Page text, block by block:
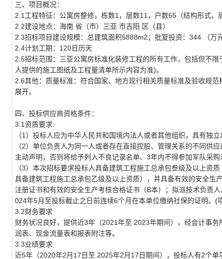
三、项目概况：
2.1工程特征： 公寓房整修，栋数1 ，层数11 ，户数65 （结构形式、
2.2建设地点： 海南 省（市） 三亚 市吉阳 区（县）
2.3招标项目建设规模： 总建筑面积5888m2； 批复投资： 344
（万
2.4计划工期： 120日历天
2.5招标范围： 三亚公寓房标准化装修工程的所有工作，包括但不
人提供的施工图纸及工程量清单所示内容为准)。
2.6其他： 质量标准：符合国家、地方现行相关质量标准及验收规
展开。
四、投标供应商资格条件：
3.1资质要求
（1）投标人应为中华人民共和国境内法人或者其他组织，具有独
（2）单位负责人为同一人或者存在直接控股、管理关系的不同供
主动声明，否则将给予列入不良记录名单、3年内不得参加军队采
（3）本次招标要求投标人具备建筑工程施工总承包叁级及以上资
具备建筑工程施工总承包乙级及以上资质），并具备有效的安全
注册证书和有效的安全生产考核合格证书（B本）；拟派技术负责
024年5月至投标截止之日前连续6个月在本单位缴纳社保的证明。(
3.2财务要求
财务状况良好，提供近3年（2021年至 2023年期间），经会计事
润表、现金流量表和报表附注等。
3.3业绩要求
近5年（2020年2月17日至 2025年2月17日期间），投标人有2个